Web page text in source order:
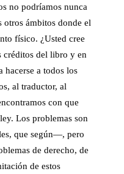
no podríamos nunca
ámbitos donde el
físico. ¿Usted cree
créditos del libro y en
hacerse a todos los
al traductor, al
con que
Los problemas son
que según—, pero
de derecho, de
de estos